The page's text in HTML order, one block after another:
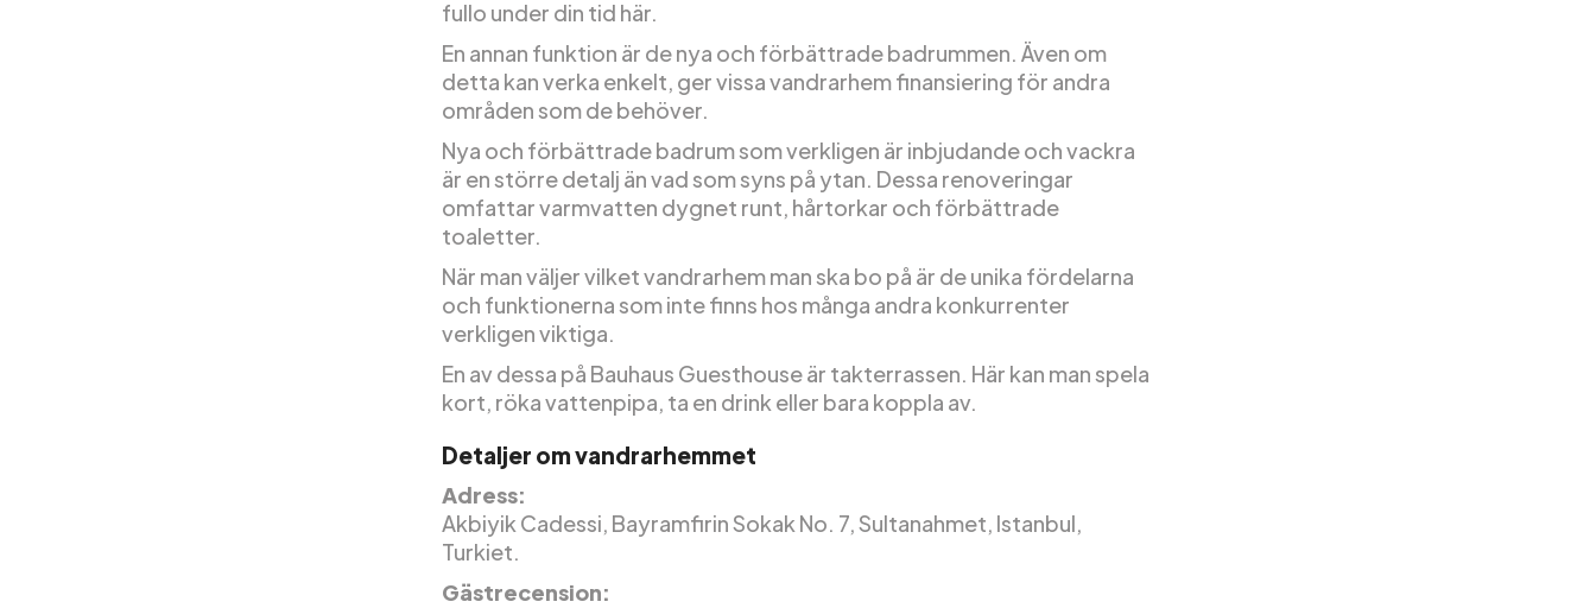
fullo under din tid här.
En annan funktion är de nya och förbättrade badrummen. Även om
detta kan verka enkelt, ger vissa vandrarhem finansiering för andra
områden som de behöver.
Nya och förbättrade badrum som verkligen är inbjudande och vackra
är en större detalj än vad som syns på ytan. Dessa renoveringar
omfattar varmvatten dygnet runt, hårtorkar och förbättrade
toaletter.
När man väljer vilket vandrarhem man ska bo på är de unika fördelarna
och funktionerna som inte finns hos många andra konkurrenter
verkligen viktiga.
En av dessa på Bauhaus Guesthouse är takterrassen. Här kan man spela
kort, röka vattenpipa, ta en drink eller bara koppla av.
Detaljer om vandrarhemmet
Adress:
Akbiyik Cadessi, Bayramfirin Sokak No. 7, Sultanahmet, Istanbul,
Turkiet.
Gästrecension: